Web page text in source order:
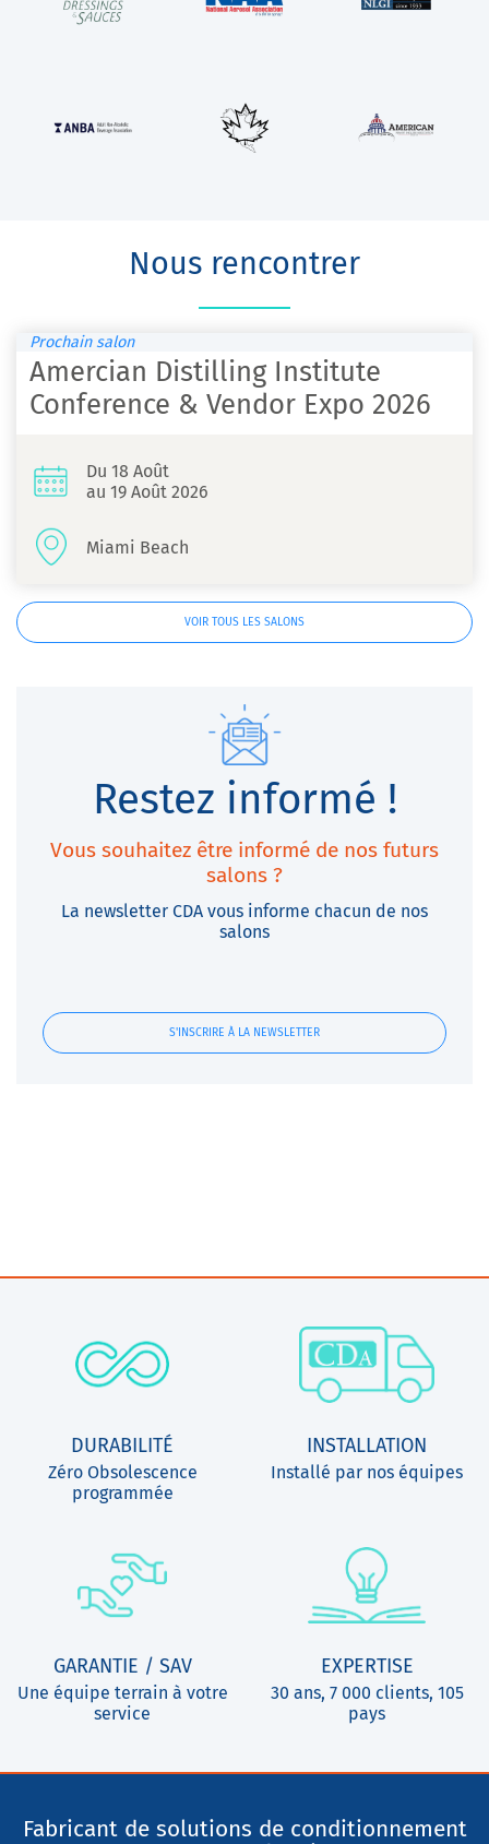
Nous rencontrer
Prochain salon
Amercian Distilling Institute
Conference & Vendor Expo 2026
Du 18 Août
au 19 Août 2026
Miami Beach
VOIR TOUS LES SALONS
Restez informé !
Vous souhaitez être informé de nos futurs
salons ?
La newsletter CDA vous informe chacun de nos
salons
S'INSCRIRE À LA NEWSLETTER
DURABILITÉ
Zéro Obsolescence
programmée
INSTALLATION
Installé par nos équipes
GARANTIE / SAV
Une équipe terrain à votre
service
EXPERTISE
30 ans, 7 000 clients, 105
pays
Fabricant de solutions de conditionnement